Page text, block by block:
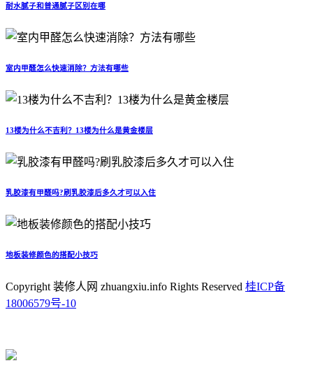
耐水腻子和普通腻子区别在哪
室内甲醛怎么快速消除？方法有哪些
13楼为什么不吉利？13楼为什么是黄金楼层
乳胶漆有甲醛吗?刷乳胶漆后多久才可以入住
地板装修颜色的搭配小技巧
Copyright 装修人网 zhuangxiu.info Rights Reserved 桂ICP备
18006579号-10